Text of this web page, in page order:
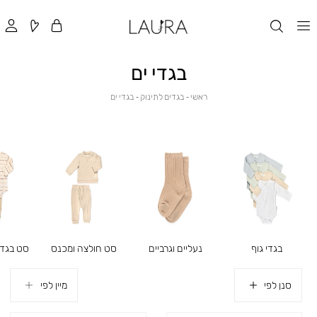
בגדי ים
ראשי ראשי
בגדים לתינוק בגדים
בגדי ים
סט בגד סט חולצה ומכנס נעליים וגרביים בגדי גוף
סנן לפי